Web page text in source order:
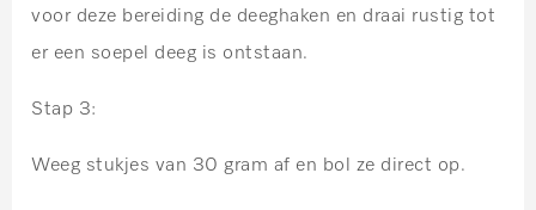
voor deze bereiding de deeghaken en draai rustig tot
er een soepel deeg is ontstaan.
Stap 3:
Weeg stukjes van 30 gram af en bol ze direct op.